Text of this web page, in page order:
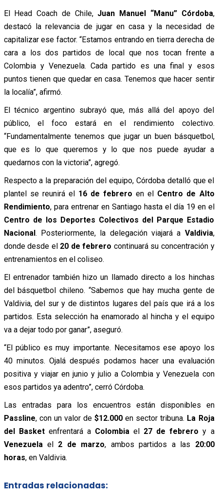
El Head Coach de Chile, Juan Manuel “Manu” Córdoba,
destacó la relevancia de jugar en casa y la necesidad de
capitalizar ese factor. “Estamos entrando en tierra derecha de
cara a los dos partidos de local que nos tocan frente a
Colombia y Venezuela. Cada partido es una final y esos
puntos tienen que quedar en casa. Tenemos que hacer sentir
la localía”, afirmó.
El técnico argentino subrayó que, más allá del apoyo del
público, el foco estará en el rendimiento colectivo.
“Fundamentalmente tenemos que jugar un buen básquetbol,
que es lo que queremos y lo que nos puede ayudar a
quedarnos con la victoria”, agregó.
Respecto a la preparación del equipo, Córdoba detalló que el
plantel se reunirá el 16 de febrero en el Centro de Alto
Rendimiento, para entrenar en Santiago hasta el día 19 en el
Centro de los Deportes Colectivos del Parque Estadio
Nacional. Posteriormente, la delegación viajará a Valdivia,
donde desde el 20 de febrero continuará su concentración y
entrenamientos en el coliseo.
El entrenador también hizo un llamado directo a los hinchas
del básquetbol chileno. “Sabemos que hay mucha gente de
Valdivia, del sur y de distintos lugares del país que irá a los
partidos. Esta selección ha enamorado al hincha y el equipo
va a dejar todo por ganar”, aseguró.
“El público es muy importante. Necesitamos ese apoyo los
40 minutos. Ojalá después podamos hacer una evaluación
positiva y viajar en junio y julio a Colombia y Venezuela con
esos partidos ya adentro”, cerró Córdoba.
Las entradas para los encuentros están disponibles en
Passline, con un valor de $12.000 en sector tribuna. La Roja
del Basketenfrentará a Colombia el 27 de febrero y a
Venezuela el 2 de marzo, ambos partidos a las 20:00
horas, en Valdivia.
Entradas relacionadas: